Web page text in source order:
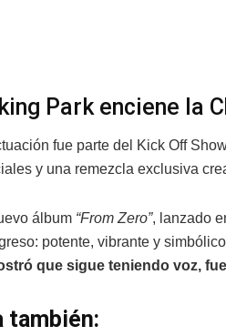
Park enciene la
fue parte del Kick Off
y una remezcla exclusiva
álbum “From Zero”, lanzado
potente, vibrante y
que sigue teniendo voz,
también: